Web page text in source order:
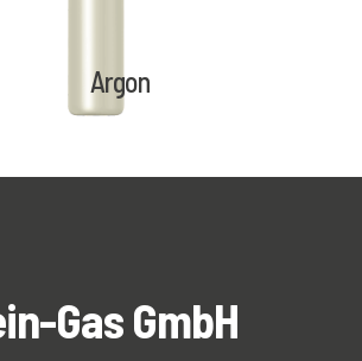
Argon
Gas GmbH